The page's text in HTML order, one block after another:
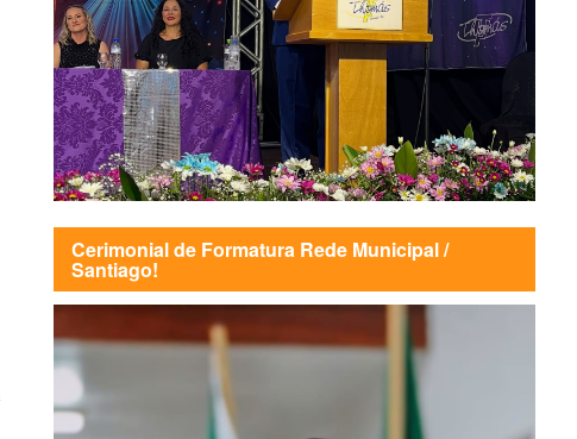
Cerimonial de Formatura Rede Municipal /
Santiago!